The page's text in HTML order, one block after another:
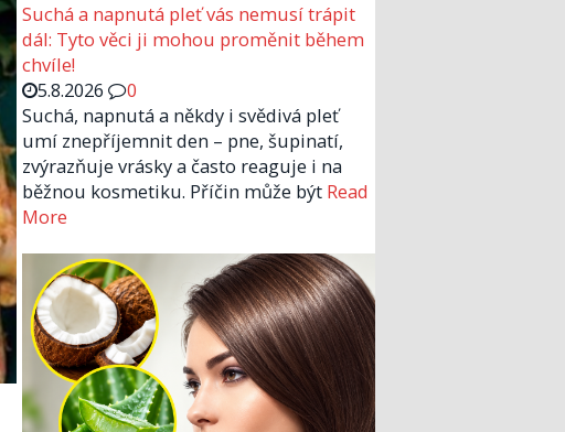
Suchá a napnutá pleť vás nemusí trápit
dál: Tyto věci ji mohou proměnit během
chvíle!
5.8.2026
0
Suchá, napnutá a někdy i svědivá pleť
umí znepříjemnit den – pne, šupinatí,
zvýrazňuje vrásky a často reaguje i na
běžnou kosmetiku. Příčin může být Read
More